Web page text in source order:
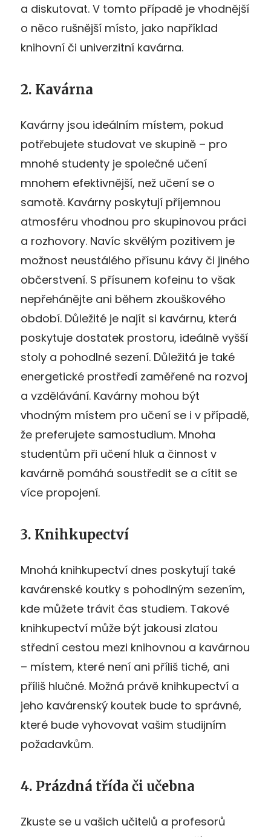
a diskutovat. V tomto případě je vhodnější
o něco rušnější místo, jako například
knihovní či univerzitní kavárna.
2. Kavárna
Kavárny jsou ideálním místem, pokud
potřebujete studovat ve skupině – pro
mnohé studenty je společné učení
mnohem efektivnější, než učení se o
samotě. Kavárny poskytují příjemnou
atmosféru vhodnou pro skupinovou práci
a rozhovory. Navíc skvělým pozitivem je
možnost neustálého přísunu kávy či jiného
občerstvení. S přísunem kofeinu to však
nepřehánějte ani během zkouškového
období. Důležité je najít si kavárnu, která
poskytuje dostatek prostoru, ideálně vyšší
stoly a pohodlné sezení. Důležitá je také
energetické prostředí zaměřené na rozvoj
a vzdělávání. Kavárny mohou být
vhodným místem pro učení se i v případě,
že preferujete samostudium. Mnoha
studentům při učení hluk a činnost v
kavárně pomáhá soustředit se a cítit se
více propojení.
3. Knihkupectví
Mnohá knihkupectví dnes poskytují také
kavárenské koutky s pohodlným sezením,
kde můžete trávit čas studiem. Takové
knihkupectví může být jakousi zlatou
střední cestou mezi knihovnou a kavárnou
– místem, které není ani příliš tiché, ani
příliš hlučné. Možná právě knihkupectví a
jeho kavárenský koutek bude to správné,
které bude vyhovovat vašim studijním
požadavkům.
4. Prázdná třída či učebna
Zkuste se u vašich učitelů a profesorů